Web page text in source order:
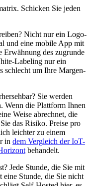
Schicken Sie jeden
Nicht nur ein Logo-
und eine mobile App mit
des zugrunde
Labeling nur ein
schlecht um Ihre Margen-
Sie werden
Wenn die Plattform Ihnen
Weise abrechnet, die
das Risiko. Preise pro
leichter zu einem
in dem Vergleich der IoT-
behandelt.
Jede Stunde, die Sie mit
eine Stunde, die Sie nicht